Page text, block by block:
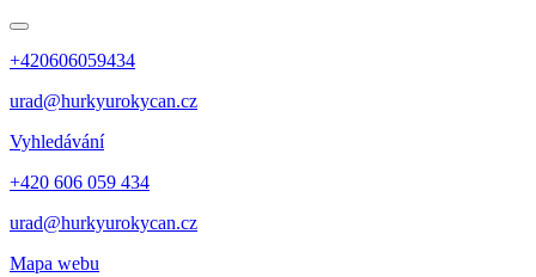
+420606059434
urad@hurkyurokycan.cz
Vyhledávání
+420 606 059 434
urad@hurkyurokycan.cz
Mapa webu